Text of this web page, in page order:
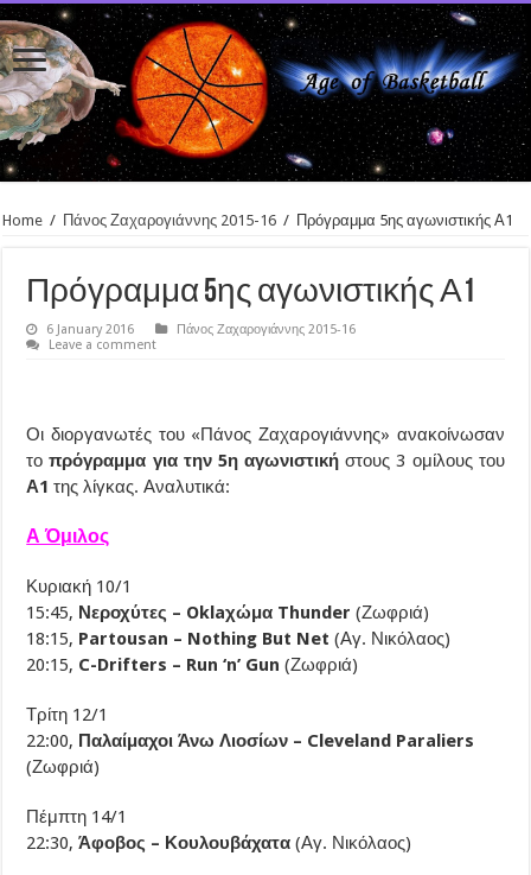
Home / Πάνος Ζαχαρογιάννης 2015-16 / Πρόγραμμα 5ης αγωνιστικής Α1
Πρόγραμμα 5ης αγωνιστικής Α1
6 January 2016
Πάνος Ζαχαρογιάννης 2015-16
Leave a comment
Οι διοργανωτές του «Πάνος Ζαχαρογιάννης» ανακοίνωσαν
το πρόγραμμα για την 5η αγωνιστική στους 3 ομίλους του
Α1της λίγκας. Αναλυτικά:
Α Όμιλος
Κυριακή 10/1
15:45, Νεροχύτες – Oklaχώμα Thunder (Ζωφριά)
18:15, Partousan – Nothing But Net (Αγ. Νικόλαος)
20:15, C-Drifters – Run ‘n’ Gun (Ζωφριά)
Τρίτη 12/1
22:00, Παλαίμαχοι Άνω Λιοσίων – Cleveland Paraliers
(Ζωφριά)
Πέμπτη 14/1
22:30,Άφοβος – Κουλουβάχατα (Αγ. Νικόλαος)